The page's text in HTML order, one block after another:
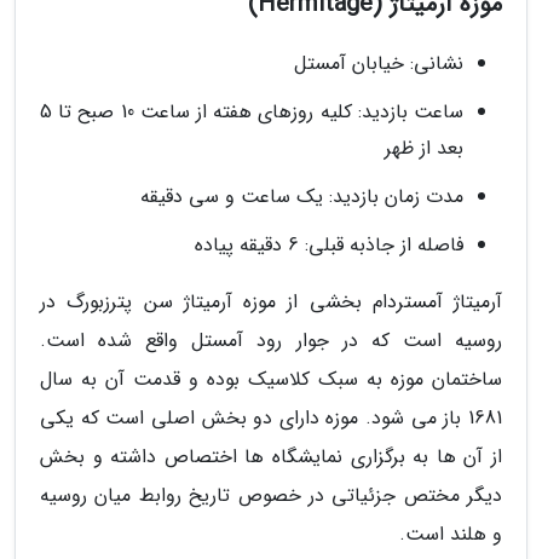
نشانی: خیابان آمستل
ساعت بازدید: کلیه روزهای هفته از ساعت 10 صبح تا 5
بعد از ظهر
مدت زمان بازدید: یک ساعت و سی دقیقه
فاصله از جاذبه قبلی: 6 دقیقه پیاده
آرمیتاژ آمستردام بخشی از موزه آرمیتاژ سن پترزبورگ در
روسیه است که در جوار رود آمستل واقع شده است.
ساختمان موزه به سبک کلاسیک بوده و قدمت آن به سال
1681 باز می شود. موزه دارای دو بخش اصلی است که یکی
از آن ها به برگزاری نمایشگاه ها اختصاص داشته و بخش
دیگر مختص جزئیاتی در خصوص تاریخ روابط میان روسیه
و هلند است.